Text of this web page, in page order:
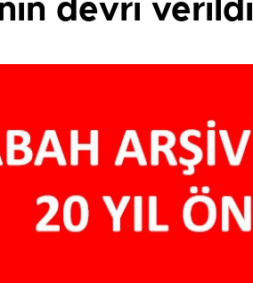
devri verildi